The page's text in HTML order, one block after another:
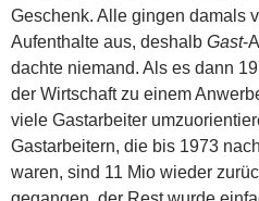
Geschenk. Alle gingen damals
Aufenthalte aus, deshalb Gast-
dachte niemand. Als es dann
der Wirtschaft zu einem
viele Gastarbeiter
Gastarbeitern, die bis 1973
waren, sind 11 Mio wieder